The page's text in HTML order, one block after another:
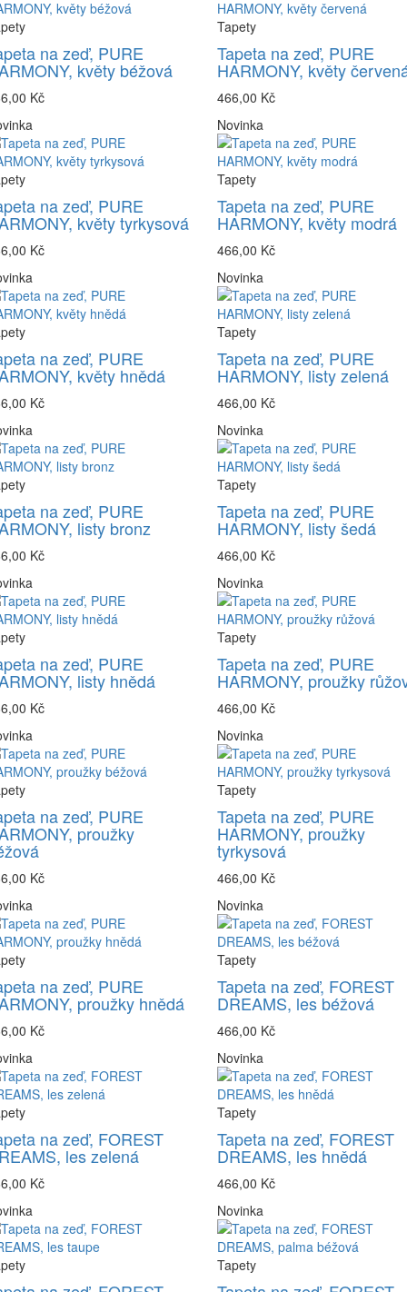
na zeď, PURE
květy béžová
Kč
Tapety
Tapeta na zeď, PURE
HARMONY, květy
466,00 Kč
na zeď, PURE
květy tyrkysová
Kč
Novinka
Tapety
Tapeta na zeď, PURE
HARMONY, květy modrá
466,00 Kč
na zeď, PURE
květy hnědá
Kč
Novinka
Tapety
Tapeta na zeď, PURE
HARMONY, listy zelená
466,00 Kč
na zeď, PURE
listy bronz
Kč
Novinka
Tapety
Tapeta na zeď, PURE
HARMONY, listy šedá
466,00 Kč
na zeď, PURE
listy hnědá
Kč
Novinka
Tapety
Tapeta na zeď, PURE
HARMONY, proužky
466,00 Kč
na zeď, PURE
proužky
Kč
Novinka
Tapety
Tapeta na zeď, PURE
HARMONY, proužky
tyrkysová
466,00 Kč
na zeď, PURE
proužky hnědá
Kč
Novinka
Tapety
Tapeta na zeď, FOREST
DREAMS, les béžová
466,00 Kč
na zeď, FOREST
les zelená
Kč
Novinka
Tapety
Tapeta na zeď, FOREST
DREAMS, les hnědá
466,00 Kč
Novinka
Tapety